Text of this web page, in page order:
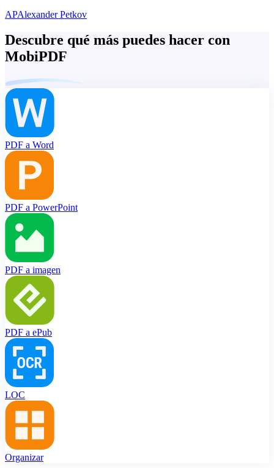
APAlexander Petkov
Descubre qué más puedes hacer con
MobiPDF
PDF a Word
PDF a PowerPoint
PDF a imagen
PDF a ePub
LOC
Organizar